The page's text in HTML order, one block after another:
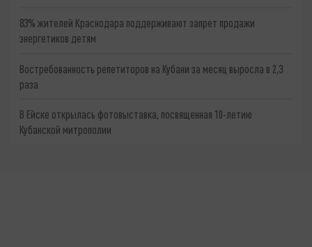
83% жителей Краснодара поддерживают запрет продажи
энергетиков детям
Востребованность репетиторов на Кубани за месяц выросла в 2,3
раза
В Ейске открылась фотовыставка, посвященная 10-летию
Кубанской митрополии